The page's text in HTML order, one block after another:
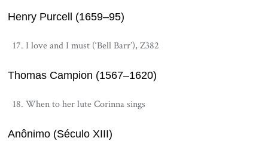
Henry Purcell (1659–95)
I love and I must (‘Bell Barr’), Z382
Thomas Campion (1567–1620)
When to her lute Corinna sings
Anônimo (Século XIII)